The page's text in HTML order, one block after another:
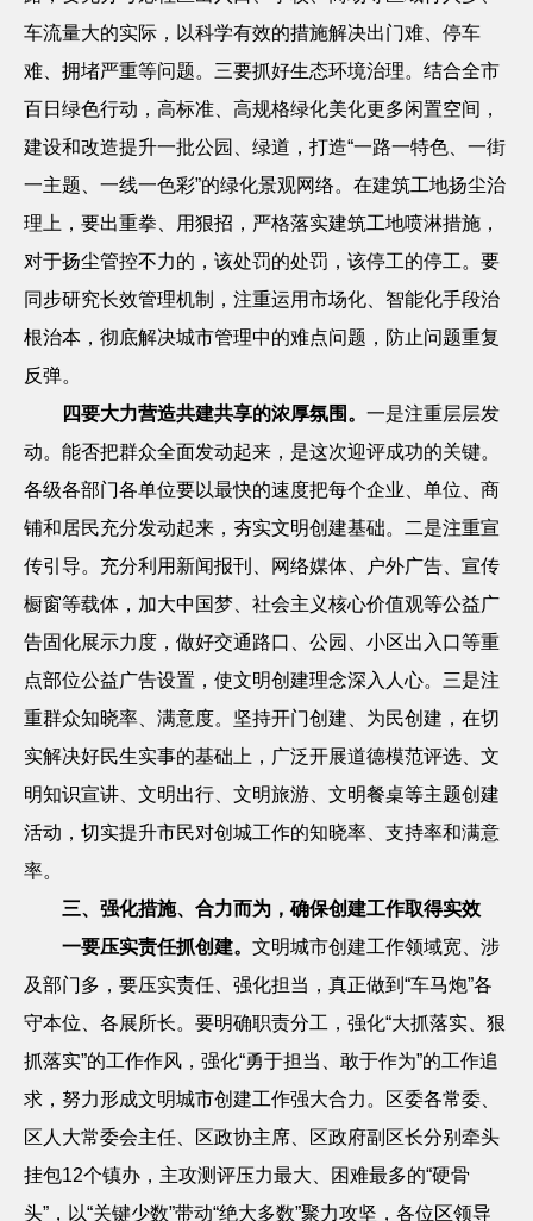
车流量大的实际，以科学有效的措施解决出门难、停车
难、拥堵严重等问题。三要抓好生态环境治理。结合全市
百日绿色行动，高标准、高规格绿化美化更多闲置空间，
建设和改造提升一批公园、绿道，打造“一路一特色、一街
一主题、一线一色彩”的绿化景观网络。在建筑工地扬尘治
理上，要出重拳、用狠招，严格落实建筑工地喷淋措施，
对于扬尘管控不力的，该处罚的处罚，该停工的停工。要
同步研究长效管理机制，注重运用市场化、智能化手段治
根治本，彻底解决城市管理中的难点问题，防止问题重复
反弹。
四要大力营造共建共享的浓厚氛围。 一是注重层层发
动。能否把群众全面发动起来，是这次迎评成功的关键。
各级各部门各单位要以最快的速度把每个企业、单位、商
铺和居民充分发动起来，夯实文明创建基础。二是注重宣
传引导。充分利用新闻报刊、网络媒体、户外广告、宣传
橱窗等载体，加大中国梦、社会主义核心价值观等公益广
告固化展示力度，做好交通路口、公园、小区出入口等重
点部位公益广告设置，使文明创建理念深入人心。三是注
重群众知晓率、满意度。坚持开门创建、为民创建，在切
实解决好民生实事的基础上，广泛开展道德模范评选、文
明知识宣讲、文明出行、文明旅游、文明餐桌等主题创建
活动，切实提升市民对创城工作的知晓率、支持率和满意
率。
三、强化措施、合力而为，确保创建工作取得实效
一要压实责任抓创建。 文明城市创建工作领域宽、涉
及部门多，要压实责任、强化担当，真正做到 “车马炮”各
守本位、各展所长。要明确职责分工，强化“大抓落实、狠
抓落实”的工作作风，强化“勇于担当、敢于作为”的工作追
求，努力形成文明城市创建工作强大合力。区委各常委、
区人大常委会主任、区政协主席、区政府副区长分别牵头
挂包12个镇办，主攻测评压力最大、困难最多的“硬骨
头”，以“关键少数”带动“绝大多数”聚力攻坚，各位区领导